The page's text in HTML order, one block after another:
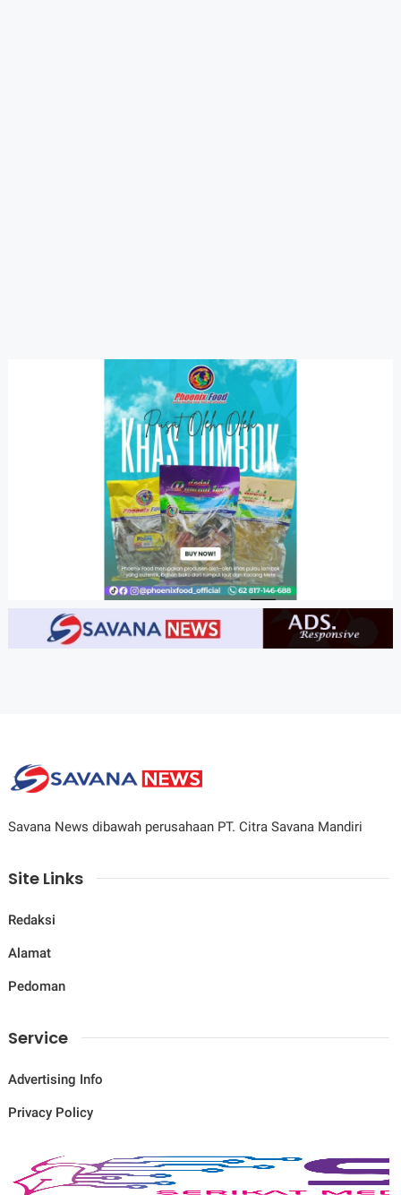
Savana News dibawah perusahaan PT. Citra Savana Mandiri
Site Links
Redaksi
Alamat
Pedoman
Service
Advertising Info
Privacy Policy